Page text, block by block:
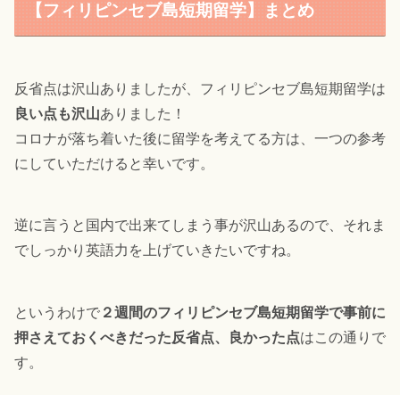
【フィリピンセブ島短期留学】まとめ
反省点は沢山ありましたが、フィリピンセブ島短期留学は
良い点も沢山ありました！
コロナが落ち着いた後に留学を考えてる方は、一つの参考
にしていただけると幸いです。
逆に言うと国内で出来てしまう事が沢山あるので、それま
でしっかり英語力を上げていきたいですね。
というわけで ２週間のフィリピンセブ島短期留学で事前に
押さえておくべきだった反省点、良かった点はこの通りで
す。